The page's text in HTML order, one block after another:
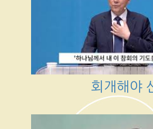
회개해야